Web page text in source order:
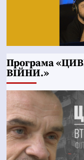
Програма
ВІЙНИ.»